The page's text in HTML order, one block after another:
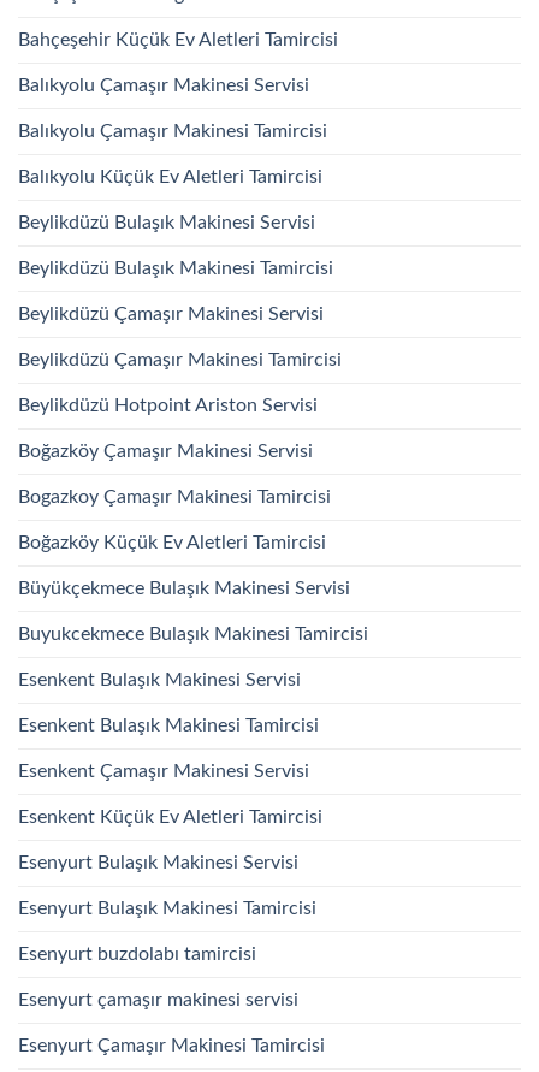
Bahçeşehir Küçük Ev Aletleri Tamircisi
Balıkyolu Çamaşır Makinesi Servisi
Balıkyolu Çamaşır Makinesi Tamircisi
Balıkyolu Küçük Ev Aletleri Tamircisi
Beylikdüzü Bulaşık Makinesi Servisi
Beylikdüzü Bulaşık Makinesi Tamircisi
Beylikdüzü Çamaşır Makinesi Servisi
Beylikdüzü Çamaşır Makinesi Tamircisi
Beylikdüzü Hotpoint Ariston Servisi
Boğazköy Çamaşır Makinesi Servisi
Bogazkoy Çamaşır Makinesi Tamircisi
Boğazköy Küçük Ev Aletleri Tamircisi
Büyükçekmece Bulaşık Makinesi Servisi
Buyukcekmece Bulaşık Makinesi Tamircisi
Esenkent Bulaşık Makinesi Servisi
Esenkent Bulaşık Makinesi Tamircisi
Esenkent Çamaşır Makinesi Servisi
Esenkent Küçük Ev Aletleri Tamircisi
Esenyurt Bulaşık Makinesi Servisi
Esenyurt Bulaşık Makinesi Tamircisi
Esenyurt buzdolabı tamircisi
Esenyurt çamaşır makinesi servisi
Esenyurt Çamaşır Makinesi Tamircisi